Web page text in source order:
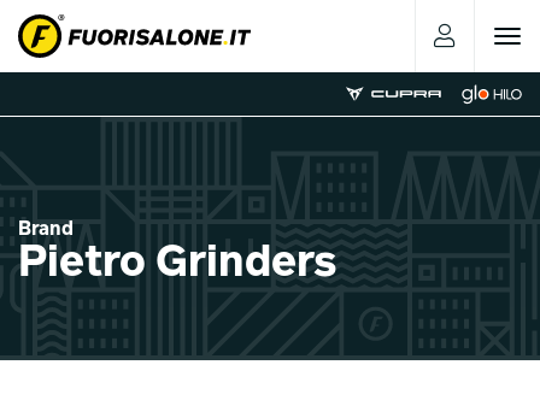
Toggle
Brand
Pietro Grinders